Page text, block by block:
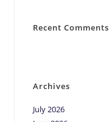
Recent Comments
Archives
July 2026